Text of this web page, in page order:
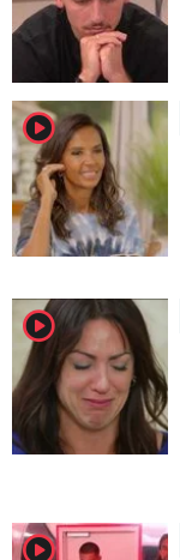
player2
player2
player2